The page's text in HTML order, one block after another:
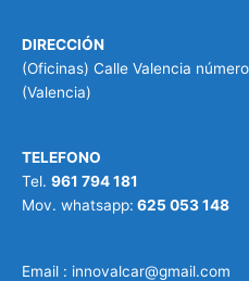
DIRECCIÓN
(Oficinas) Calle Valencia
(Valencia)
TELEFONO
Tel. 961 794 181
Mov. whatsapp: 625 053 148
Email : innovalcar@gmail.com